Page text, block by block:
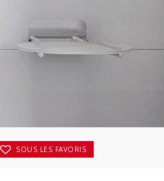
SOUS LES FAVORIS